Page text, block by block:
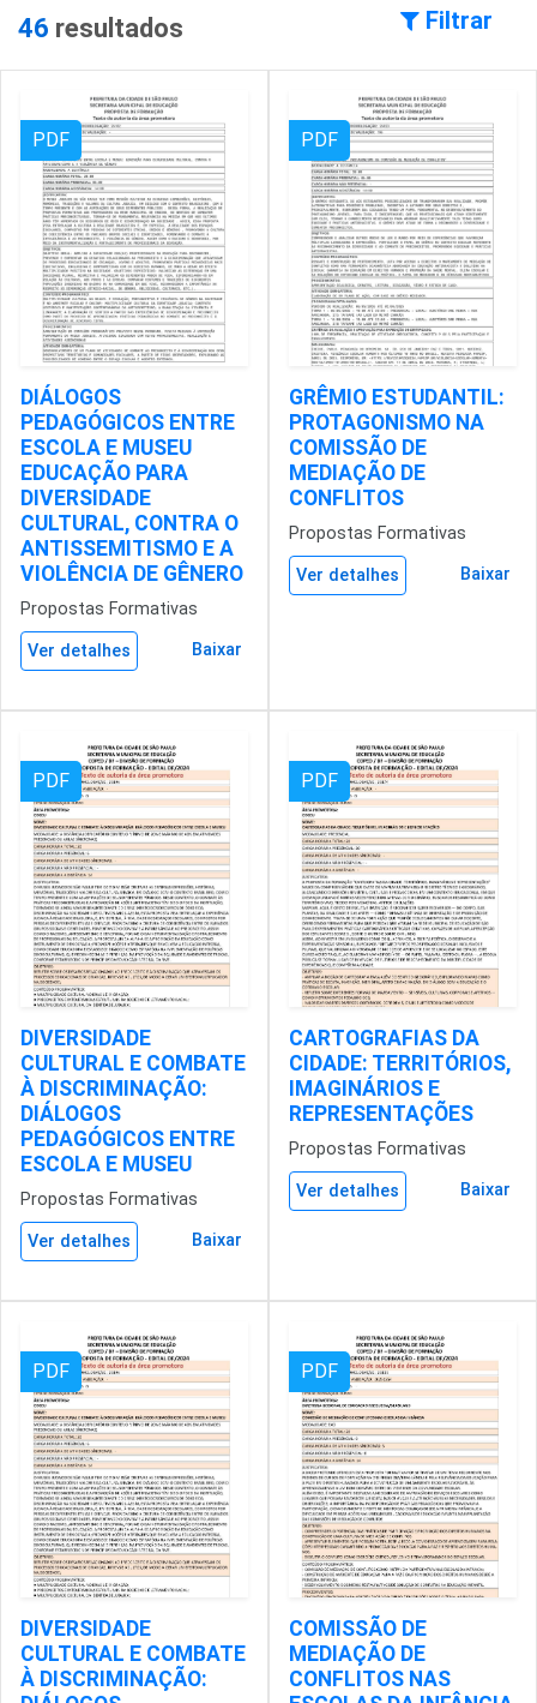
46 resultados Filtrar
PDF
DIÁLOGOS
PEDAGÓGICOS ENTRE
ESCOLA E MUSEU
EDUCAÇÃO PARA
DIVERSIDADE
CULTURAL, CONTRA O
ANTISSEMITISMO E A
VIOLÊNCIA DE GÊNERO
Propostas Formativas
Ver detalhes Baixar
PDF
GRÊMIO ESTUDANTIL:
PROTAGONISMO NA
COMISSÃO DE
MEDIAÇÃO DE
CONFLITOS
Propostas Formativas
Ver detalhes Baixar
PDF
DIVERSIDADE
CULTURAL E COMBATE
À DISCRIMINAÇÃO:
DIÁLOGOS
PEDAGÓGICOS ENTRE
ESCOLA E MUSEU
Propostas Formativas
Ver detalhes Baixar
PDF
CARTOGRAFIAS DA
CIDADE: TERRITÓRIOS,
IMAGINÁRIOS E
REPRESENTAÇÕES
Propostas Formativas
Ver detalhes Baixar
PDF
DIVERSIDADE
CULTURAL E COMBATE
À DISCRIMINAÇÃO:
PDF
COMISSÃO DE
MEDIAÇÃO DE
CONFLITOS NAS